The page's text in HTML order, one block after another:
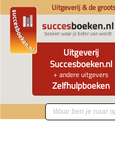
Uitgeverij & de
Uitgeverij
Succesboeken.nl
+ andere uitgevers
Zelfhulpboeken